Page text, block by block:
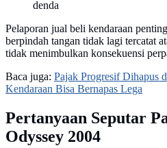
denda
Pelaporan jual beli kendaraan
berpindah tangan tidak lagi tercatat
tidak menimbulkan konsekuensi
Baca juga: Pajak Progresif Dihapus
Kendaraan Bisa Bernapas Lega
Pertanyaan Seputar
Odyssey 2004